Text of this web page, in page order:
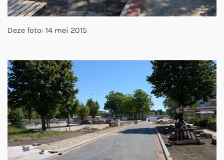
Deze foto: 14 mei 2015